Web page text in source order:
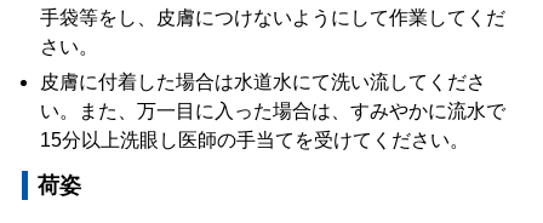
手袋等をし、皮膚につけないようにして作業してくだ
さい。
皮膚に付着した場合は水道水にて洗い流してくださ
い。また、万一目に入った場合は、すみやかに流水で
15分以上洗眼し医師の手当てを受けてください。
荷姿